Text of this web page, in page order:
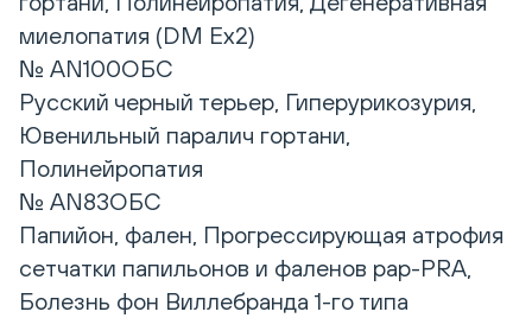
миелопатия (DM Ex2)
№ AN100ОБС
Русский черный терьер, Гиперурикозурия,
Ювенильный паралич гортани,
Полинейропатия
№ AN83ОБС
Папийон, фален, Прогрессирующая атрофия
сетчатки папильонов и фаленов pap-PRA,
Болезнь фон Виллебранда 1-го типа